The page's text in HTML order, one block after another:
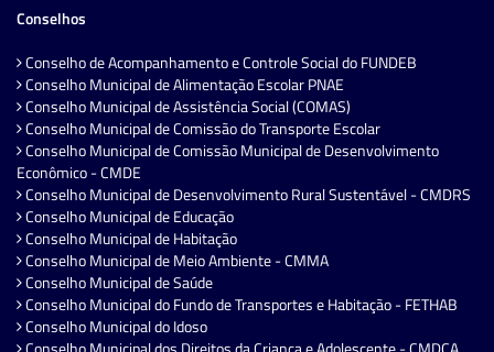
Conselhos
Conselho de Acompanhamento e Controle Social do FUNDEB
Conselho Municipal de Alimentação Escolar PNAE
Conselho Municipal de Assistência Social (COMAS)
Conselho Municipal de Comissão do Transporte Escolar
Conselho Municipal de Comissão Municipal de Desenvolvimento
Econômico - CMDE
Conselho Municipal de Desenvolvimento Rural Sustentável - CMDRS
Conselho Municipal de Educação
Conselho Municipal de Habitação
Conselho Municipal de Meio Ambiente - CMMA
Conselho Municipal de Saúde
Conselho Municipal do Fundo de Transportes e Habitação - FETHAB
Conselho Municipal do Idoso